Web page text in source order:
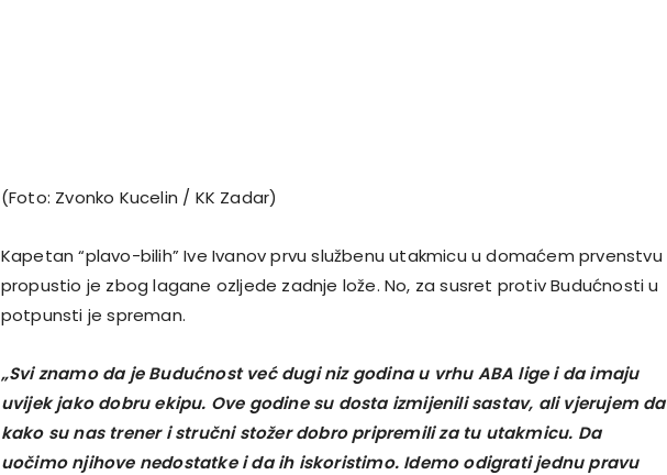
(Foto: Zvonko Kucelin / KK Zadar)
Kapetan “plavo-bilih” Ive Ivanov prvu službenu utakmicu u domaćem prvenstvu
propustio je zbog lagane ozljede zadnje lože. No, za susret protiv Budućnosti u
potpunsti je spreman.
„Svi znamo da je Budućnost već dugi niz godina u vrhu ABA lige i da imaju
uvijek jako dobru ekipu. Ove godine su dosta izmijenili sastav, ali vjerujem da
kako su nas trener i stručni stožer dobro pripremili za tu utakmicu. Da
uočimo njihove nedostatke i da ih iskoristimo. Idemo odigrati jednu pravu